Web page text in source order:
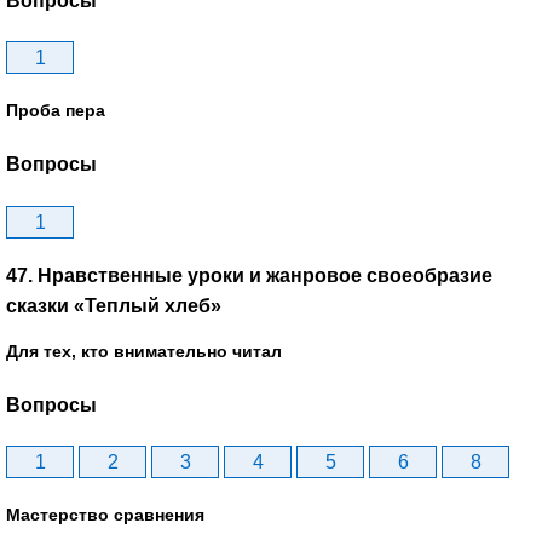
1
Проба пера
Вопросы
1
47. Нравственные уроки и жанровое своеобразие
сказки «Теплый хлеб»
Для тех, кто внимательно читал
Вопросы
1 2 3 4 5 6 8
Мастерство сравнения